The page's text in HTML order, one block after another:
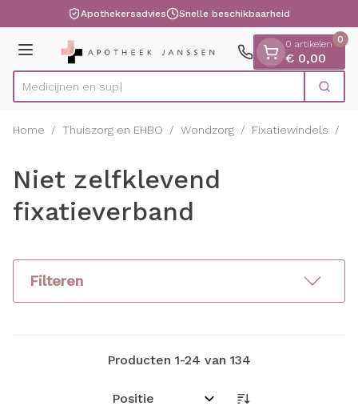
Ga naar de inhoudApothekersadvies Snelle beschikbaarheid
Menu
Product, merk, categorie... Zoek
0 artikelen
€ 0,00
0
Home / Thuiszorg en EHBO / Wondzorg / Fixatiewindels /
Niet zelfklevend
fixatieverband
Filteren
Producten 1-24 van 134
Sorteer op: